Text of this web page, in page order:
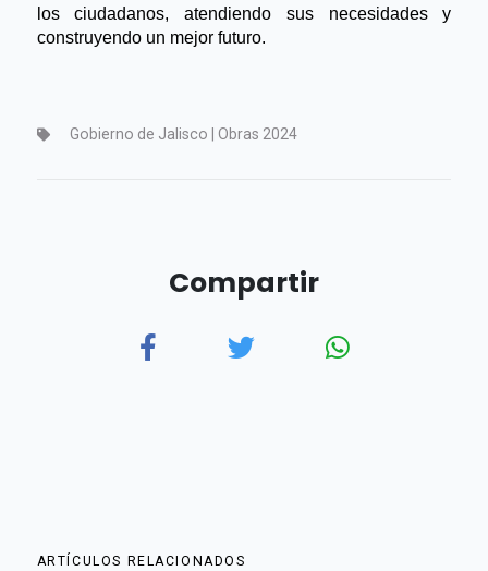
los ciudadanos, atendiendo sus necesidades y
construyendo un mejor futuro.
Gobierno de Jalisco | Obras 2024
Compartir
ARTÍCULOS RELACIONADOS